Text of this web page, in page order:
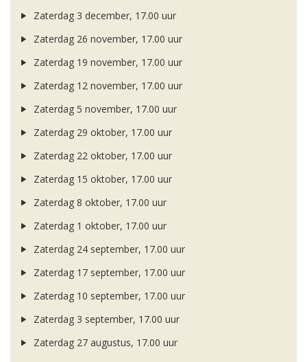
Zaterdag 3 december, 17.00 uur
Zaterdag 26 november, 17.00 uur
Zaterdag 19 november, 17.00 uur
Zaterdag 12 november, 17.00 uur
Zaterdag 5 november, 17.00 uur
Zaterdag 29 oktober, 17.00 uur
Zaterdag 22 oktober, 17.00 uur
Zaterdag 15 oktober, 17.00 uur
Zaterdag 8 oktober, 17.00 uur
Zaterdag 1 oktober, 17.00 uur
Zaterdag 24 september, 17.00 uur
Zaterdag 17 september, 17.00 uur
Zaterdag 10 september, 17.00 uur
Zaterdag 3 september, 17.00 uur
Zaterdag 27 augustus, 17.00 uur